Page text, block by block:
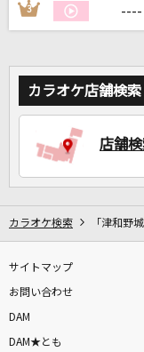
3 ----
カラオケ店舗検索
店舗
カラオケ検索 「津和野
サイトマップ
お問い合わせ
DAM
DAM★とも